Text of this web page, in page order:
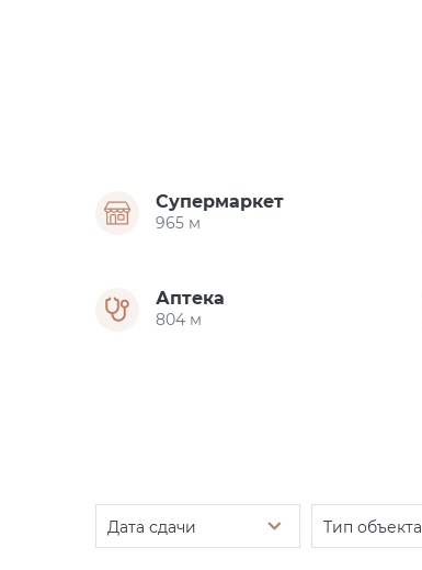
Супермаркет
965 м
Аптека
804 м
Дата сдачи Тип объекта